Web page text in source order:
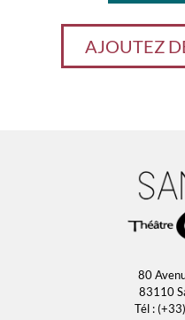
AJOUTEZ
80
83110
Tél :